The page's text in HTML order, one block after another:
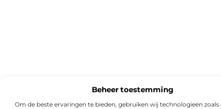
Beheer toestemming
Om de beste ervaringen te bieden, gebruiken wij technologieën zoals